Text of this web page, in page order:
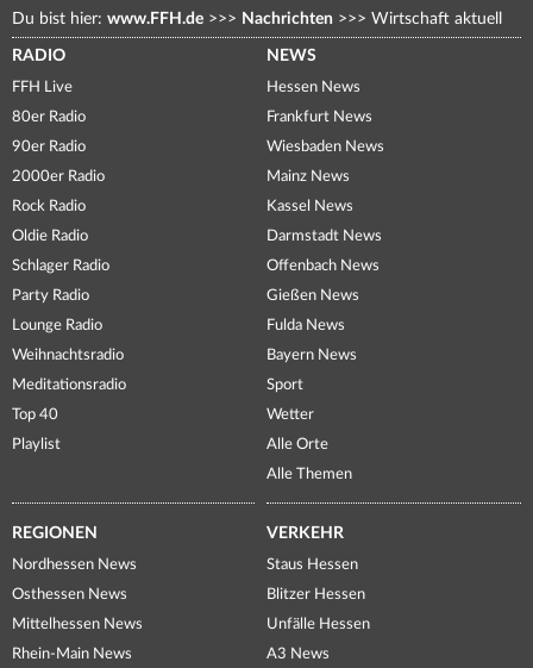
Du bist hier: www.FFH.de >>> Nachrichten >>> Wirtschaft aktuell
RADIO
FFH Live
80er Radio
90er Radio
2000er Radio
Rock Radio
Oldie Radio
Schlager Radio
Party Radio
Lounge Radio
Weihnachtsradio
Meditationsradio
Top 40
Playlist
NEWS
Hessen News
Frankfurt News
Wiesbaden News
Mainz News
Kassel News
Darmstadt News
Offenbach News
Gießen News
Fulda News
Bayern News
Sport
Wetter
Alle Orte
Alle Themen
REGIONEN
Nordhessen News
Osthessen News
Mittelhessen News
Rhein-Main News
VERKEHR
Staus Hessen
Blitzer Hessen
Unfälle Hessen
A3 News